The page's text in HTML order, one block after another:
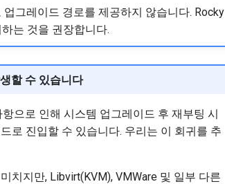
그레이드 경로를 제공하지 않습니다. Rocky
는 것을 권장합니다.
할 수 있습니다
으로 인해 시스템 업그레이드 후 재부팅 시
로 진입할 수 있습니다. 우리는 이 회귀를 추
치지만, Libvirt(KVM), VMWare 및 일부 다른